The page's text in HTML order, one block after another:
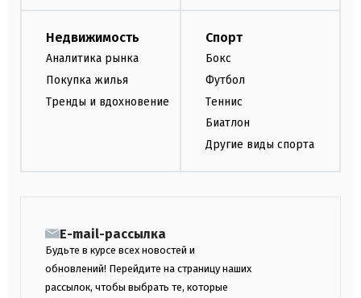
Недвижимость
Аналитика рынка
Покупка жилья
Тренды и вдохновение
Спорт
Бокс
Футбол
Теннис
Биатлон
Другие виды спорта
E-mail-рассылка
Будьте в курсе всех новостей и
обновлений! Перейдите на страницу наших
рассылок, чтобы выбрать те, которые